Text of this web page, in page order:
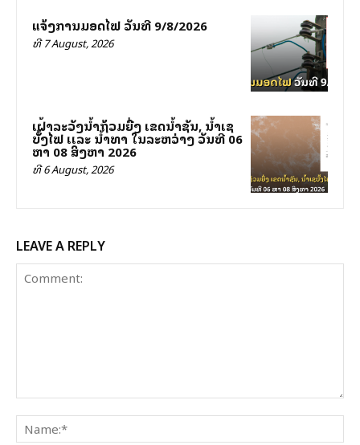
ແຈ້ງການມອດໄຟ ວັນທີ 9/8/2026
ທີ 7 August, 2026
ເຝົ້າລະວັງນໍ້າຖ້ວມຍື່ງ ເຂດນໍ້າຊັນ, ນໍ້າເຊ
ບັັ້ງໄຟ ເເລະ ນໍ້າທາ ໃນລະຫວ່າງ ວັນທີ 06
ຫາ 08 ສິງຫາ 2026
ທີ 6 August, 2026
LEAVE A REPLY